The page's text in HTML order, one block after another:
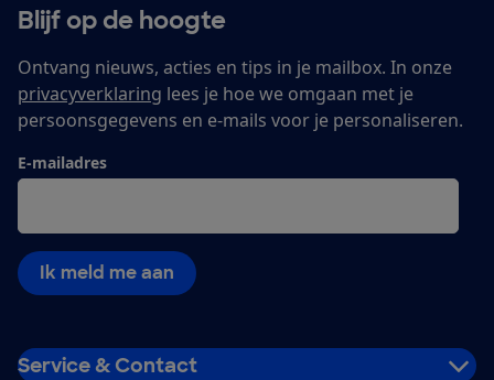
Blijf op de hoogte
Ontvang nieuws, acties en tips in je mailbox. In onze
privacyverklaring lees je hoe we omgaan met je
persoonsgegevens en e-mails voor je personaliseren.
E-mailadres
Ik meld me aan
Service & Contact